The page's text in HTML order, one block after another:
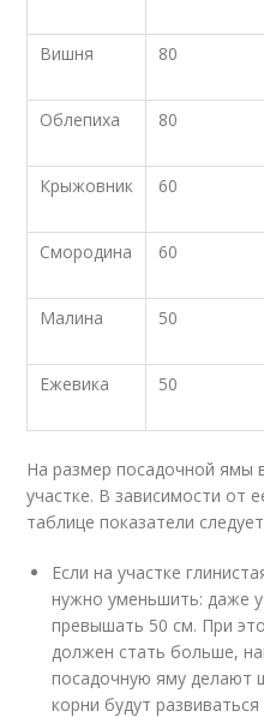
Вишня
80
Облепиха
80
Крыжовник
60
Смородина
60
Малина
50
Ежевика
50
На размер посадочной ямы
участке. В зависимости от
таблице показатели
Если на участке
нужно уменьшить: даже
превышать 50 см. При
должен стать больше,
посадочную яму делают
корни будут